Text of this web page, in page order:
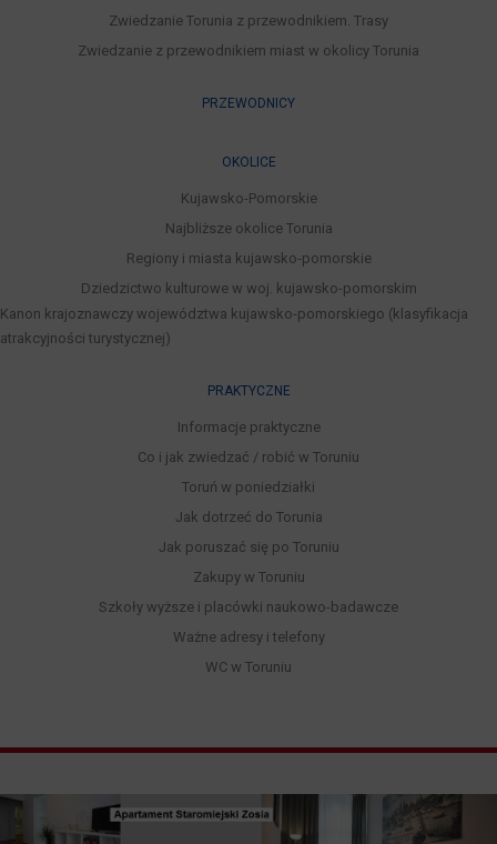
Zwiedzanie Torunia z przewodnikiem. Trasy
Zwiedzanie z przewodnikiem miast w okolicy Torunia
PRZEWODNICY
OKOLICE
Kujawsko-Pomorskie
Najbliższe okolice Torunia
Regiony i miasta kujawsko-pomorskie
Dziedzictwo kulturowe w woj. kujawsko-pomorskim
Kanon krajoznawczy województwa kujawsko-pomorskiego (klasyfikacja
atrakcyjności turystycznej)
PRAKTYCZNE
Informacje praktyczne
Co i jak zwiedzać / robić w Toruniu
Toruń w poniedziałki
Jak dotrzeć do Torunia
Jak poruszać się po Toruniu
Zakupy w Toruniu
Szkoły wyższe i placówki naukowo-badawcze
Ważne adresy i telefony
WC w Toruniu